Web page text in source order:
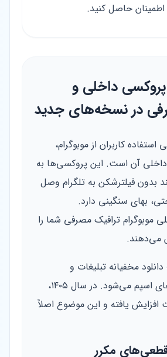
حاصل کنید.
داخلی و
در نسخه‌های جدید
کاربران از موبوگرام،
آن است. این پروکسی‌ها به
بدون فیلترشکن به تلگرام وصل
بهای سنگینی دارد.
موبوگرام ترافیک مصرفی شما را
می‌دهند.
مخفیانه تبلیغات و
ویدیوهای کانال‌های اسپم می‌شود. در سال ۱۴۰۵،
افزایش یافته و این موضوع اصلاً
مکرر